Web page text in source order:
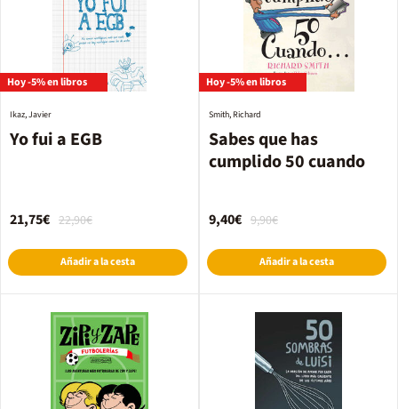
Hoy -5% en libros
Yo fui a EGB
Ikaz, Javier
22,90€
21,75€
Añadir a la cesta
Hoy -5% en libros
Sabes que has
cumplido 50 cuando
Smith, Richard
9,90€
9,40€
Añadir a la cesta